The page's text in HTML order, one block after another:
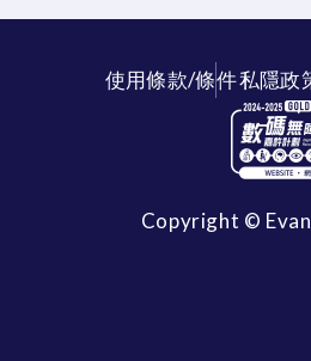
使用條款/條件私隱政
Copyright ©